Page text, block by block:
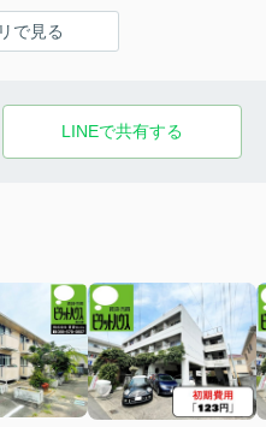
で見る
LINEで共有する